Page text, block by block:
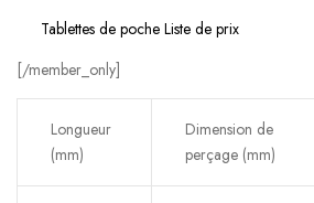
Tablettes de poche Liste de prix
[/member_only]
Longueur
(mm)
Dimension de
perçage (mm)